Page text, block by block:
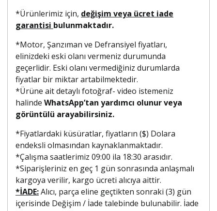
*Ürünlerimiz için, değişim veya ücret iade
garantisi bulunmaktadır.
*Motor, Şanzıman ve Defransiyel fiyatları,
elinizdeki eski olanı vermeniz durumunda
geçerlidir. Eski olanı vermediğiniz durumlarda
fiyatlar bir miktar artabilmektedir.
*Ürüne ait detaylı fotoğraf- video istemeniz
halinde WhatsApp’tan yardımcı olunur veya
görüntülü arayabilirsiniz.
*Fiyatlardaki küsüratlar, fiyatların ($) Dolara
endeksli olmasından kaynaklanmaktadır.
*Çalışma saatlerimiz 09:00 ila 18:30 arasıdır.
*Siparişleriniz en geç 1 gün sonrasında anlaşmalı
kargoya verilir, kargo ücreti alıcıya aittir.
*İADE:Alıcı, parça eline geçtikten sonraki (3) gün
içerisinde Değişim / İade talebinde bulunabilir. İade